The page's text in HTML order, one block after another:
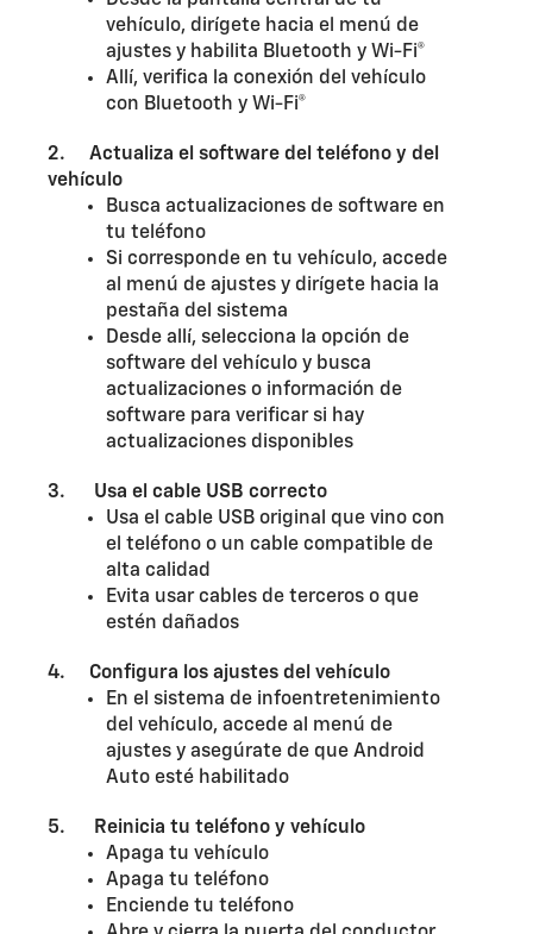
vehículo, dirígete hacia el menú de
ajustes y habilita Bluetooth y Wi-Fi®
Allí, verifica la conexión del vehículo
con Bluetooth y Wi-Fi®
2. Actualiza el software del teléfono y del
vehículo
Busca actualizaciones de software en
tu teléfono
Si corresponde en tu vehículo, accede
al menú de ajustes y dirígete hacia la
pestaña del sistema
Desde allí, selecciona la opción de
software del vehículo y busca
actualizaciones o información de
software para verificar si hay
actualizaciones disponibles
3. Usa el cable USB correcto
Usa el cable USB original que vino con
el teléfono o un cable compatible de
alta calidad
Evita usar cables de terceros o que
estén dañados
4. Configura los ajustes del vehículo
En el sistema de infoentretenimiento
del vehículo, accede al menú de
ajustes y asegúrate de que Android
Auto esté habilitado
5. Reinicia tu teléfono y vehículo
Apaga tu vehículo
Apaga tu teléfono
Enciende tu teléfono